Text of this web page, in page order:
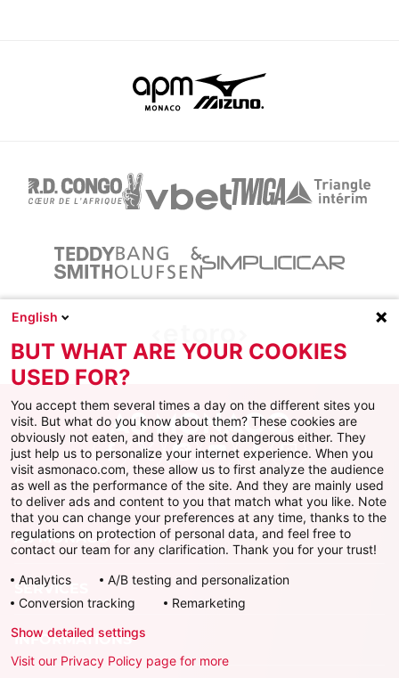
Facebook
X Instagram
YoutubeTikTokTwitch
AS MONACO
SERVICES
INFORMATIONS
English
BUT WHAT ARE YOUR COOKIES
USED FOR?
You accept them several times a day on the different sites you
visit. But what do you know about them? These cookies are
obviously not eaten, and they are not dangerous either. They
just help us to personalize your internet experience. When you
visit asmonaco.com, these allow us to first analyze the audience
as well as the performance of the site. And they are mainly used
to deliver ads and content to you that match what you like. Note
that you can change your preferences at any time, thanks to the
regulations on protection of personal data, and feel free to
contact our team for any clarification. Thank you for your trust!
Analytics
A/B testing and personalization
Conversion tracking
Remarketing
Show detailed settings
Visit our Privacy Policy page for more